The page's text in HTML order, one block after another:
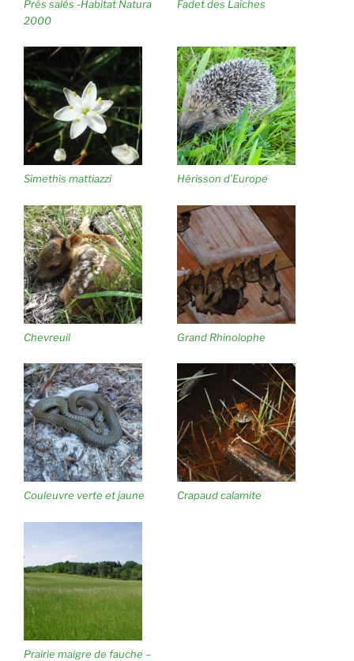
Prés salés -Habitat Natura
2000
Fadet des Laîches
Simethis mattiazzi Hérisson d’Europe
Chevreuil Grand Rhinolophe
Couleuvre verte et jaune Crapaud calamite
Prairie maigre de fauche –